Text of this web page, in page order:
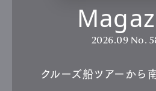
2026.09 No.
クルーズ船ツアーから